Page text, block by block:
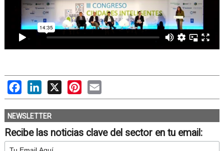
FacebookLinkedIn
X PinterestEmail
NEWSLETTER
Recibe las noticias clave del sector en tu email: